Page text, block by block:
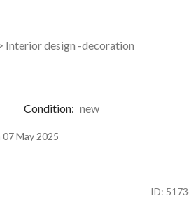
Interior design -decoration
Condition: new
May 2025
ID: